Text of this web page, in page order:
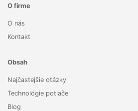
O firme
O nás
Kontakt
Obsah
Najčastejšie otázky
Technológie potlače
Blog